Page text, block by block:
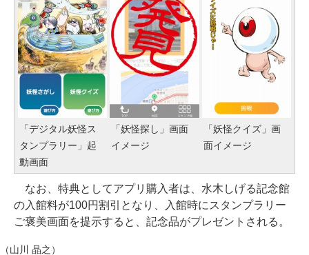
「デジタル妖怪ス
タンプラリー」起
動画面
「妖怪探し」画面
イメージ
「妖怪クイズ」画
面イメージ
なお、特典としてアプリ購入者は、水木しげる記念館
の入館料が100円割引となり、入館時にスタンプラリー
ご褒美画面を提示すると、記念品がプレゼントされる。
（山川 晶之）